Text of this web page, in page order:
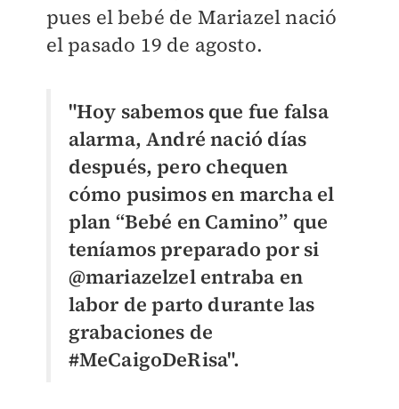
pues el bebé de Mariazel nació
el pasado 19 de agosto.
"Hoy sabemos que fue falsa
alarma, André nació días
después, pero chequen
cómo pusimos en marcha el
plan “Bebé en Camino” que
teníamos preparado por si
@mariazelzel entraba en
labor de parto durante las
grabaciones de
#MeCaigoDeRisa".